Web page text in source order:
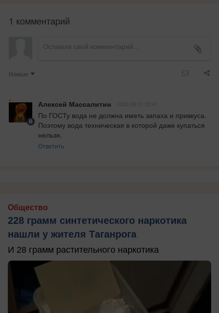
1 комментарий
Новые
Алексей Массалитин
По ГОСТу вода не должна иметь запаха и привкуса.
Поэтому вода техническая в которой даже купаться
нельзя.
Ответить
Общество
228 грамм синтетического наркотика
нашли у жителя Таганрога
И 28 грамм растительного наркотика